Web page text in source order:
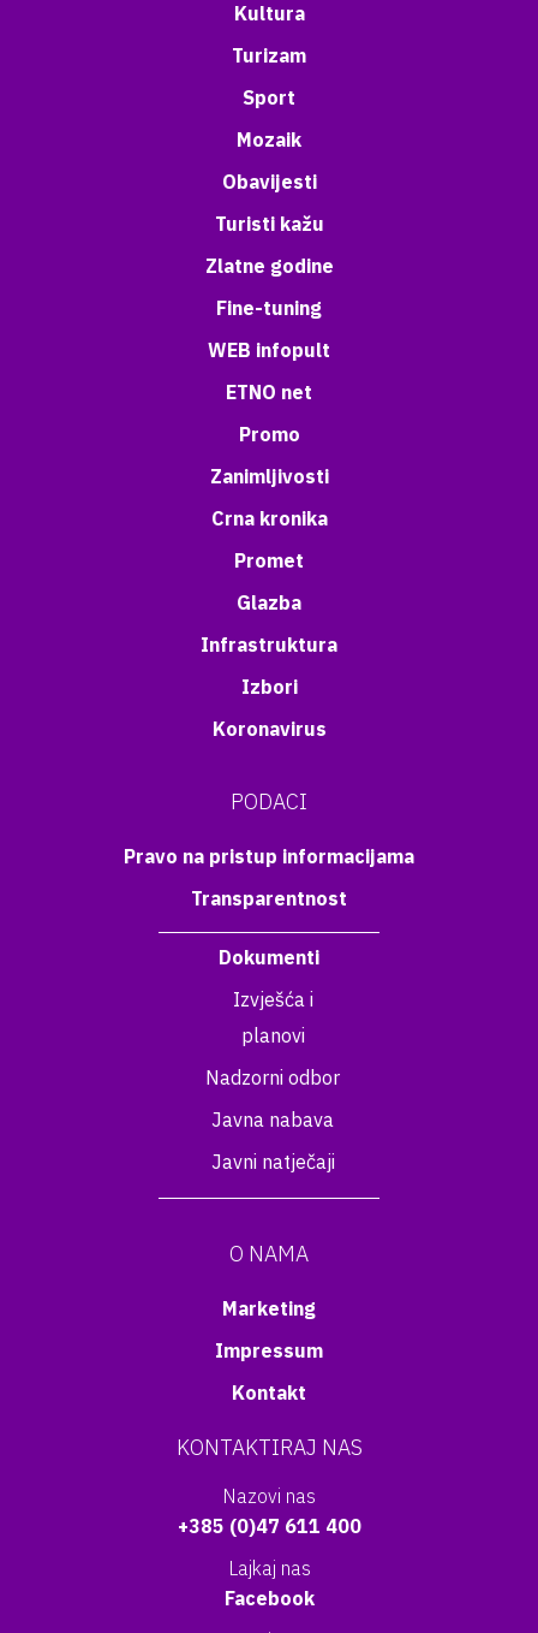
Kultura
Turizam
Sport
Mozaik
Obavijesti
Turisti kažu
Zlatne godine
Fine-tuning
WEB infopult
ETNO net
Promo
Zanimljivosti
Crna kronika
Promet
Glazba
Infrastruktura
Izbori
Koronavirus
PODACI
Pravo na pristup informacijama
Transparentnost
Dokumenti
Izvješća i
planovi
Nadzorni odbor
Javna nabava
Javni natječaji
O NAMA
Marketing
Impressum
Kontakt
KONTAKTIRAJ NAS
Nazovi nas
+385 (0)47 611 400
Lajkaj nas
Facebook